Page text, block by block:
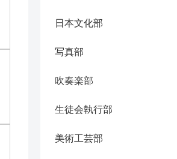
日本文化部
写真部
吹奏楽部
生徒会執行部
美術工芸部